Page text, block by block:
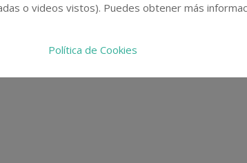
o videos vistos). Puedes obtener más
Política de Cookies